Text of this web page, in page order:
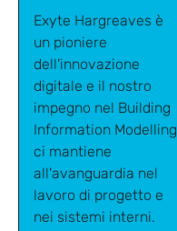
Exyte Hargreaves è
un pioniere
dell'innovazione
digitale e il nostro
impegno nel Building
Information Modelling
ci mantiene
all'avanguardia nel
lavoro di progetto e
nei sistemi interni.